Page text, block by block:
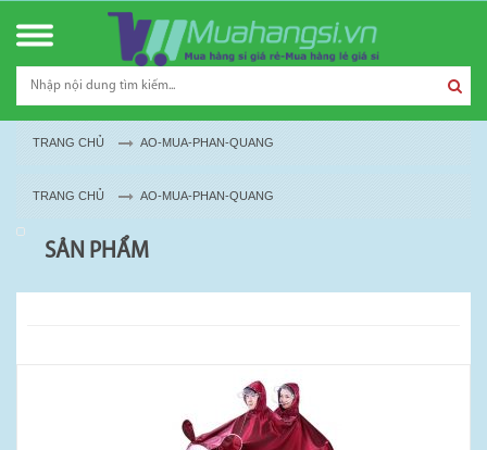
TRANG CHỦ AO-MUA-PHAN-QUANG
TRANG CHỦ AO-MUA-PHAN-QUANG
SẢN PHẨM